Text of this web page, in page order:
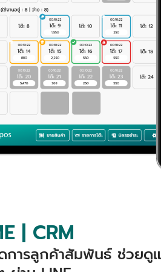
| CRM
การลูกค้าสัมพันธ์ ช่วย